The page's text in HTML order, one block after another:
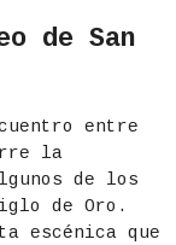
de San
entre
la
de los
de Oro.
escénica que